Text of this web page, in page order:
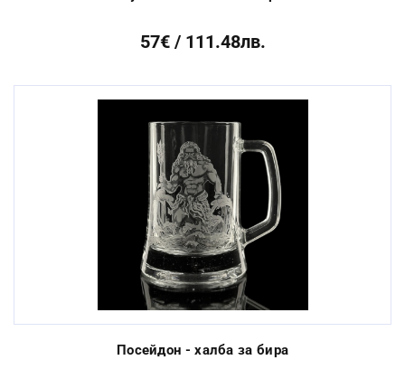
57€ / 111.48лв.
Посейдон - халба за бира